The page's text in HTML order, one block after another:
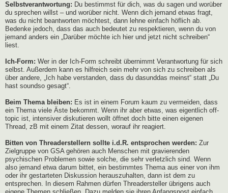
Selbstverantwortung: Du bestimmst für dich, was du sagen und worüber
du sprechen willst – und worüber nicht. Wenn dich jemand etwas fragt,
was du nicht beantworten möchtest, dann lehne einfach höflich ab.
Bedenke jedoch, dass das auch bedeutet zu respektieren, wenn du von
jemand anders ein „Darüber möchte ich hier und jetzt nicht schreiben“
liest.
Ich-Form: Wer in der Ich-Form schreibt übernimmt Verantwortung für sich
selbst. Außerdem kann es hilfreich sein mehr von sich zu schreiben als
über andere, „Ich habe verstanden, dass du dasunddas meinst“ statt „Du
hast soundso gesagt“.
Beim Thema bleiben: Es ist in einem Forum kaum zu vermeiden, dass
ein Thema viele Äste bekommt. Wenn ihr aber etwas, was eigentlich off-
topic ist, intensiver diskutieren wollt öffnet doch bitte einen eigenen
Thread, zB mit einem Zitat dessen, worauf ihr reagiert.
Bitten von Threaderstellern sollte i.d.R. entsprochen werden: Zur
Zielgruppe von GSA gehören auch Menschen mit gravierenden
psychischen Problemen sowie solche, die sehr verletzlich sind. Wenn
also jemand etwa darum bittet, ein bestimmtes Thema aus einer von ihm
oder ihr gestarteten Diskussion herauszuhalten, dann ist dem zu
entsprechen. In diesem Rahmen dürfen Threadersteller übrigens auch